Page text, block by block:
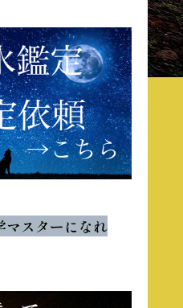
マスターになれ